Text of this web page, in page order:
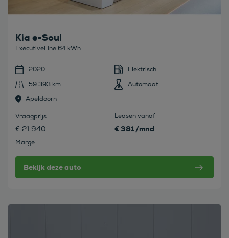
Kia e-Soul
ExecutiveLine 64 kWh
2020
Elektrisch
59.393 km
Automaat
Apeldoorn
Vraagprijs
€ 21.940
Marge
Leasen vanaf
€ 381 /mnd
Bekijk deze auto